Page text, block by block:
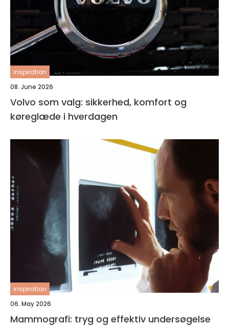
inspiration
08. June 2026
Volvo som valg: sikkerhed, komfort og
køreglæde i hverdagen
inspiration
06. May 2026
Mammografi: tryg og effektiv undersøgelse